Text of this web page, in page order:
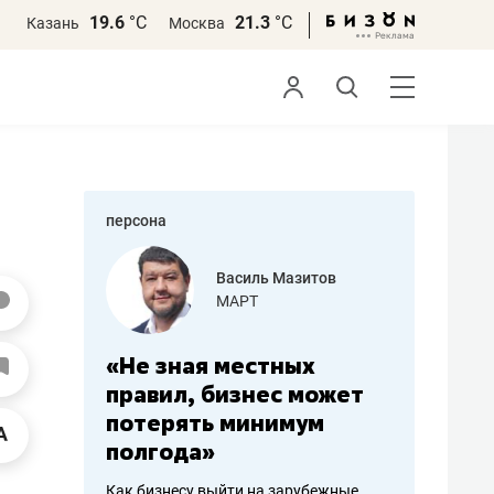
Казань 19.6 °С Москва 21.3 °С
персона
работа
Василь Мазитов
МАРТ
«Не зная местных
правил, бизнес может
потерять минимум
полгода»